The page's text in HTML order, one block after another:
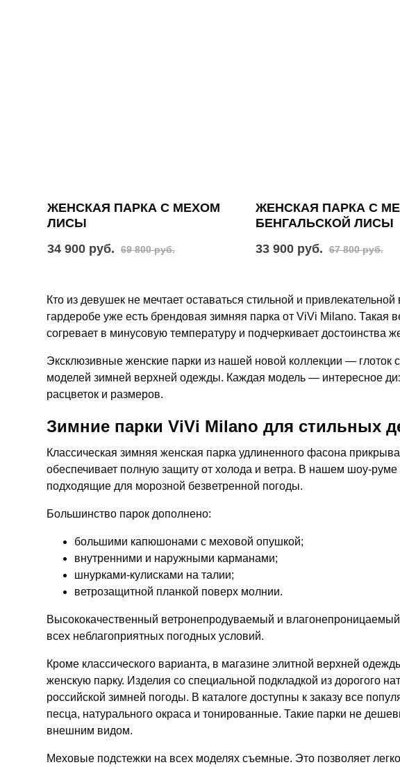
ЖЕНСКАЯ ПАРКА С МЕХОМ
ЛИСЫ
34 900 руб.
69 800 руб.
ЖЕНСКАЯ ПАРКА С
БЕНГАЛЬСКОЙ ЛИСЫ
33 900 руб.
67 800 руб.
Кто из девушек не мечтает оставаться стильной и
гардеробе уже есть брендовая зимняя парка от ViVi Milano. Такая
согревает в минусовую температуру и подчеркивает достоинства
Эксклюзивные женские парки из нашей новой коллекции — глоток
моделей зимней верхней одежды. Каждая модель — интересное
расцветок и размеров.
Зимние парки ViVi Milano для стильных
Классическая зимняя женская парка удлиненного фасона
обеспечивает полную защиту от холода и ветра. В нашем шоу-
подходящие для морозной безветренной погоды.
Большинство парок дополнено:
большими капюшонами с меховой опушкой;
внутренними и наружными карманами;
шнурками-кулисками на талии;
ветрозащитной планкой поверх молнии.
Высококачественный ветронепродуваемый и
всех неблагоприятных погодных условий.
Кроме классического варианта, в магазине элитной верхней
женскую парку. Изделия со специальной подкладкой из дорогого
российской зимней погоды. В каталоге доступны к заказу все
песца, натурального окраса и тонированные. Такие парки не
внешним видом.
Меховые подстежки на всех моделях съемные. Это позволяет